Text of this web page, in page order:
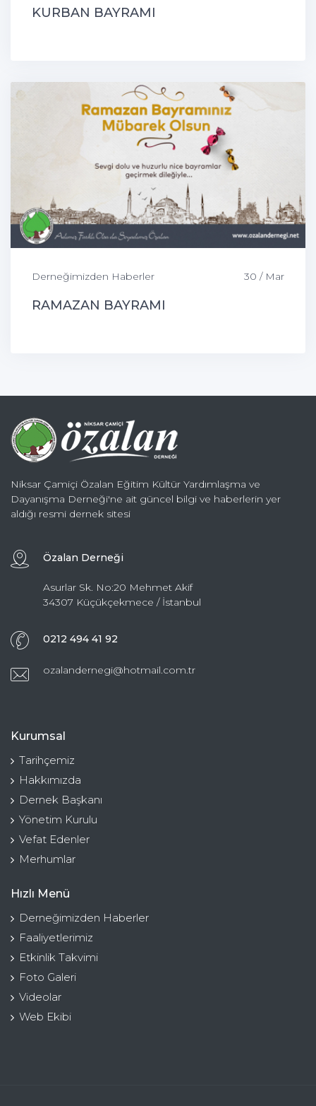
KURBAN BAYRAMI
Derneğimizden Haberler 30 / Mar
RAMAZAN BAYRAMI
Niksar Çamiçi Özalan Eğitim Kültür Yardımlaşma ve
Dayanışma Derneği'ne ait güncel bilgi ve haberlerin yer
aldığı resmi dernek sitesi
Özalan Derneği
Asurlar Sk. No:20 Mehmet Akif
34307 Küçükçekmece / İstanbul
0212 494 41 92
ozalandernegi@hotmail.com.tr
Kurumsal
Tarihçemiz
Hakkımızda
Dernek Başkanı
Yönetim Kurulu
Vefat Edenler
Merhumlar
Hızlı Menü
Derneğimizden Haberler
Faaliyetlerimiz
Etkinlik Takvimi
Foto Galeri
Videolar
Web Ekibi